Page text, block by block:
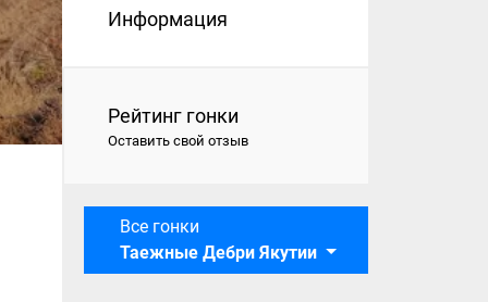
Информация
Рейтинг гонки
Оставить свой отзыв
Все гонки
Таежные Дебри Якутии